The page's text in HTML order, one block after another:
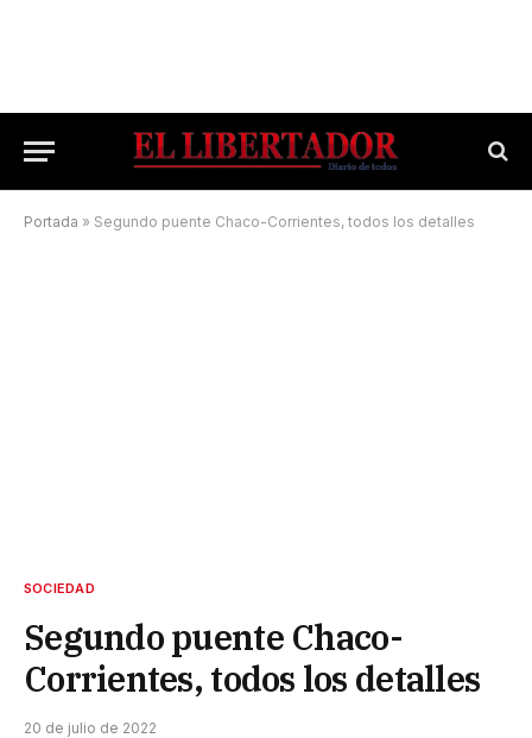
Portada » Segundo puente Chaco-Corrientes, todos los detalles
SOCIEDAD
Segundo puente Chaco-
Corrientes, todos los detalles
20 de julio de 2022